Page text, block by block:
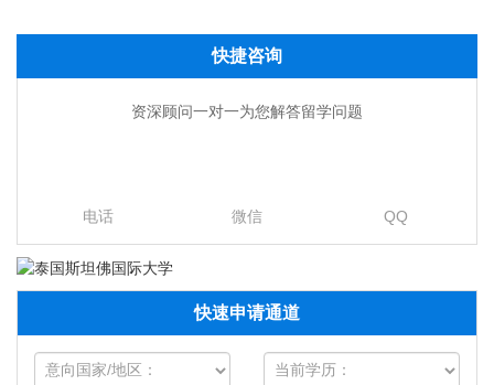
快捷咨询
资深顾问一对一为您解答留学问题
电话 微信 QQ
快速申请通道